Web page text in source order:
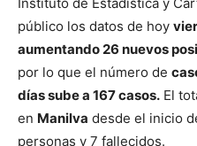
público los datos de hoy
aumentando 26 nuevos
por lo que el número de
días sube a 167 casos. El
en Manilva desde el inicio
personas y 7 fallecidos.